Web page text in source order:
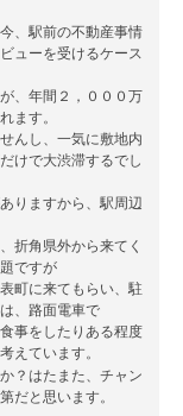
、駅前の不動産事情
ューを受けるケース
、年間２，０００万
ます。
んし、一気に敷地内
けで大渋滞するでし
りますから、駅周辺
折角県外から来てく
ですが
町に来てもらい、駐
、路面電車で
事をしたりある程度
えています。
？はたまた、チャン
だと思います。